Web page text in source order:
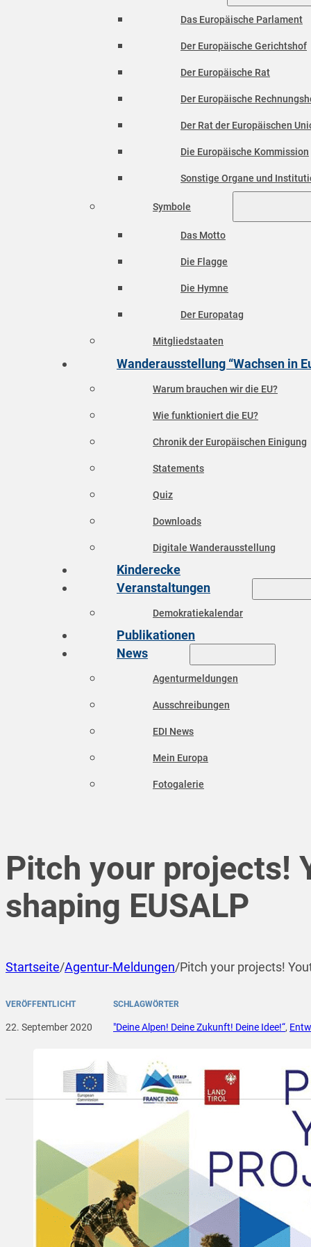
Das Europäische Parlament
Der Europäische Gerichtshof
Der Europäische Rat
Der Europäische
Der Rat der Europäischen
Die Europäische Kommission
Sonstige Organe und
Symbole
Das Motto
Die Flagge
Die Hymne
Der Europatag
Mitgliedstaaten
Wanderausstellung “Wachsen in
Warum brauchen wir die EU?
Wie funktioniert die EU?
Chronik der Europäischen Einigung
Statements
Quiz
Downloads
Digitale Wanderausstellung
Kinderecke
Veranstaltungen
Demokratiekalendar
Publikationen
News
Agenturmeldungen
Ausschreibungen
EDI News
Mein Europa
Fotogalerie
Pitch your projects!
shaping EUSALP
Startseite/Agentur-Meldungen/Pitch your projects!
VERÖFFENTLICHT
22. September 2020
SCHLAGWÖRTER
"Deine Alpen! Deine Zukunft! Deine Idee!“,